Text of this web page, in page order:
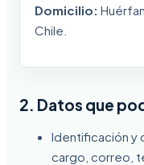
Domicilio:
Chile.
2. Datos que
Identificación y
cargo, correo,